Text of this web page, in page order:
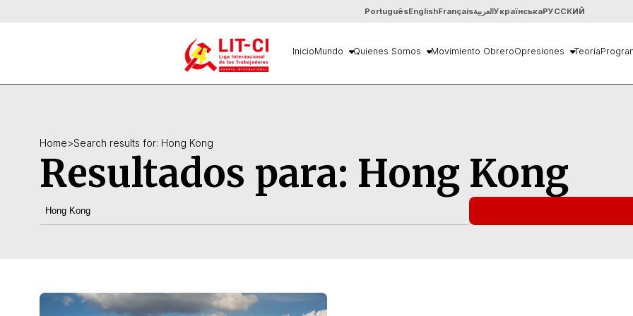
PortuguêsEnglishFrançaisالعربيةУкраїнськаРУССКИЙ
InicioMundo Quienes Somos Movimiento ObreroOpresiones Teoría
Home>Search results for: Hong Kong
Resultados para: Hong Kong